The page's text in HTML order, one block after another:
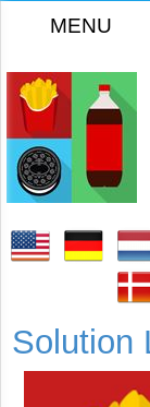
MENU
Solution